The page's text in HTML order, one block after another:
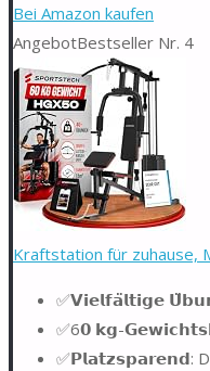
Bei Amazon kaufen
AngebotBestseller Nr. 4
Kraftstation für zuhause,
✅𝗩𝗶𝗲𝗹𝗳𝗮̈𝗹𝘁𝗶𝗴𝗲
✅6𝟬 𝗸𝗴-
✅𝗣𝗹𝗮𝘁𝘇𝘀𝗽𝗮𝗿𝗲𝗻𝗱: